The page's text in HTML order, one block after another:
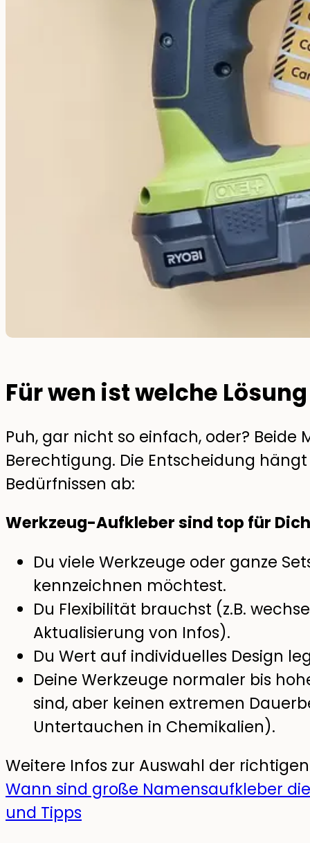
Für wen ist welche
Puh, gar nicht so einfach, oder? Beide
Berechtigung. Die Entscheidung
Bedürfnissen ab:
Werkzeug-Aufkleber sind top für
Du viele Werkzeuge oder ganze
kennzeichnen möchtest.
Du Flexibilität brauchst (z.B.
Aktualisierung von Infos).
Du Wert auf individuelles Design
Deine Werkzeuge normaler bis
sind, aber keinen extremen
Untertauchen in Chemikalien).
Weitere Infos zur Auswahl der
Wann sind große Namensaufkleber
und Tipps